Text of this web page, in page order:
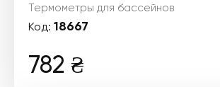
Термометры для бассейнов
Код: 18667
782 ₴